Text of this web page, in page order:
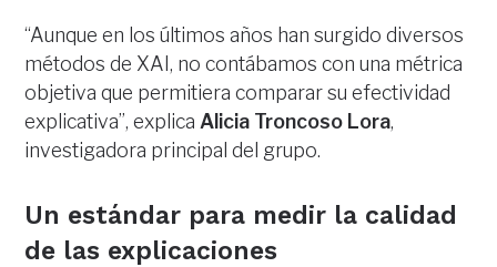
“Aunque en los últimos años han surgido diversos
métodos de XAI, no contábamos con una métrica
objetiva que permitiera comparar su efectividad
explicativa”, explica Alicia Troncoso Lora,
investigadora principal del grupo.
Un estándar para medir la calidad
de las explicaciones